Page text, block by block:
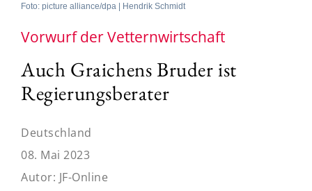
Foto: picture alliance/dpa | Hendrik Schmidt
Vorwurf der Vetternwirtschaft
Auch Graichens Bruder ist
Regierungsberater
Deutschland
08. Mai 2023
Autor: JF-Online